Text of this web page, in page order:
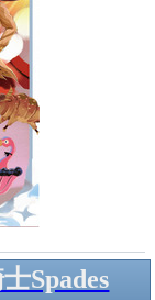
Spades